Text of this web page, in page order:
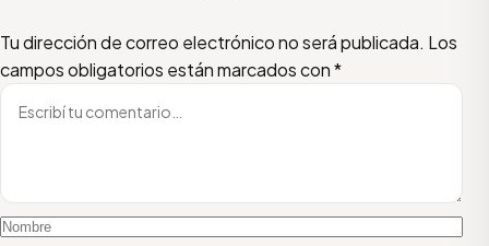
Tu dirección de correo electrónico no será publicada. Los
campos obligatorios están marcados con*
Escribí tu comentario
Nombre
Email